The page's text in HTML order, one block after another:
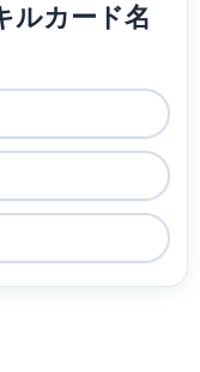
ルカード名